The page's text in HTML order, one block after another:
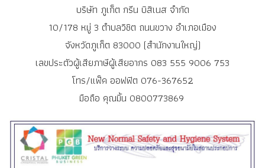
บริษัท ภูเก็ต กรีน บิสิเนส จำกัด
10/178 หมู่ 3 ตำบลวิชิต ถนนขวาง อำเภอเมือง
จังหวัดภูเก็ต 83000 (สำนักงานใหญ่)
เลขประตัวผู้เสียภาษีผู้เสียอากร 083 555 9006 753
โทร/แฟ็ค ออฟฟิต 076-367652
มือถือ คุณมิ้น 0800773869